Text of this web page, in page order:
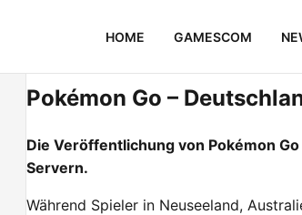
HOME GAMESCOM
Pokémon Go –
Die Veröffentlichung von Pokémon
Servern.
Während Spieler in Neuseeland,